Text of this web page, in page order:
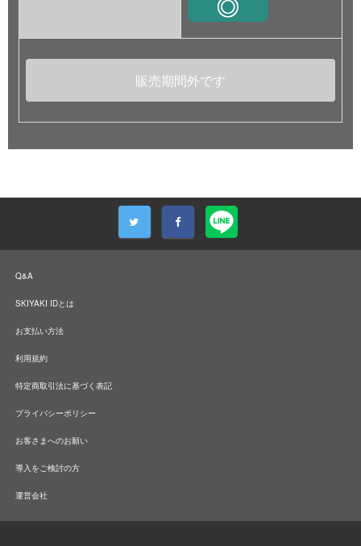
販売期間外です
Q&A
SKIYAKI IDとは
お支払い方法
利用規約
特定商取引法に基づく表記
プライバシーポリシー
お客さまへのお願い
導入をご検討の方
運営会社